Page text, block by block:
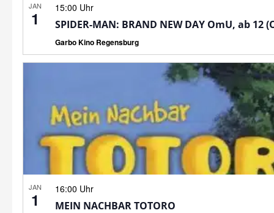
JAN
1
15:00 Uhr
SPIDER-MAN: BRAND NEW DAY OmU, ab 12
Garbo Kino Regensburg
JAN
1
16:00 Uhr
MEIN NACHBAR TOTORO